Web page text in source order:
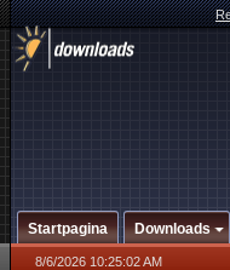
Startpagina Downloads
8/6/2026 10:25:02 AM